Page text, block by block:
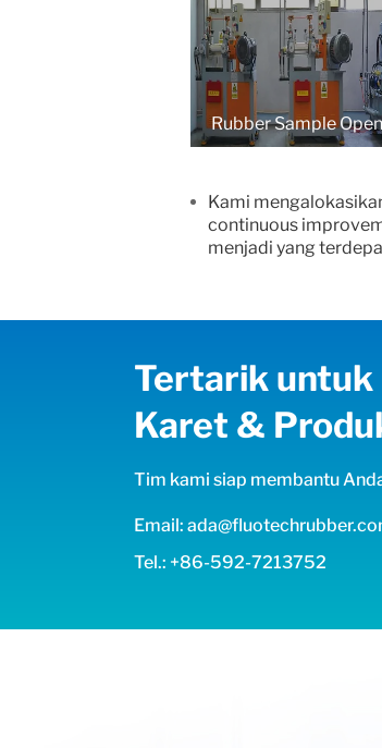
Rubber Sample
Kami
continuous
menjadi yang
Tertarik untuk
Karet &
Tim kami siap membantu
Email:
Tel.: +86-592-7213752